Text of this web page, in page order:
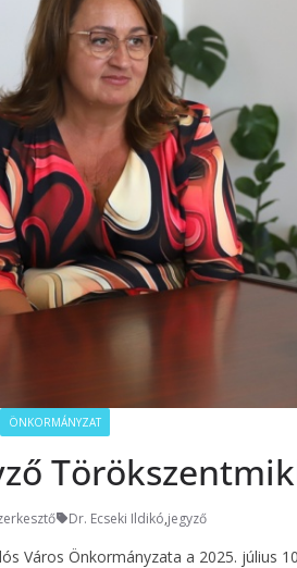
ÖNKORMÁNYZAT
Dr. Ecseki Ildikó,jegyző
Város Önkormányzata a 2025. július